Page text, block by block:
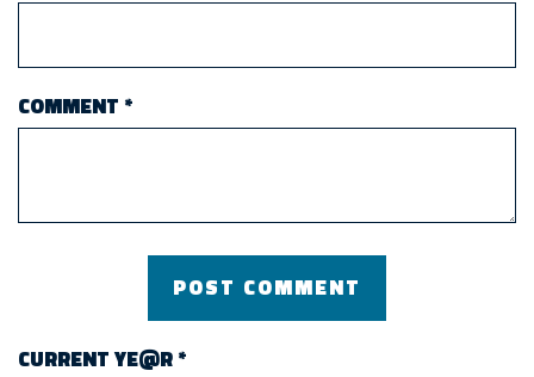
COMMENT *
CURRENT YE@R*